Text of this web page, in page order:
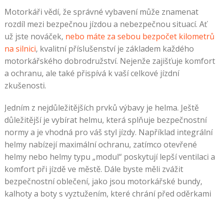
Motorkáři vědí, že správné vybavení může znamenat
rozdíl mezi bezpečnou jízdou a nebezpečnou situací. Ať
už jste nováček, nebo máte za sebou bezpočet kilometrů
na silnici, kvalitní příslušenství je základem každého
motorkářského dobrodružství. Nejenže zajišťuje komfort
a ochranu, ale také přispívá k vaší celkové jízdní
zkušenosti.
Jedním z nejdůležitějších prvků výbavy je helma. Ještě
důležitější je vybírat helmu, která splňuje bezpečnostní
normy a je vhodná pro váš styl jízdy. Například integrální
helmy nabízejí maximální ochranu, zatímco otevřené
helmy nebo helmy typu „modul“ poskytují lepší ventilaci a
komfort při jízdě ve městě. Dále byste měli zvážit
bezpečnostní oblečení, jako jsou motorkářské bundy,
kalhoty a boty s vyztužením, které chrání před oděrkami